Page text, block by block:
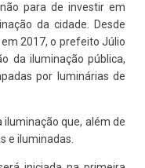
para de investir em
da cidade. Desde
2017, o prefeito Júlio
da iluminação pública,
por luminárias de
iluminação que, além de
e iluminadas.